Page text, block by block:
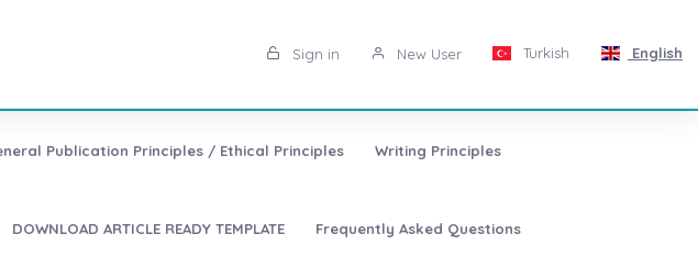
Sign in New User Turkish English
Publication Principles / Ethical Principles Writing Principles
DOWNLOAD ARTICLE READY TEMPLATE Frequently Asked Questions